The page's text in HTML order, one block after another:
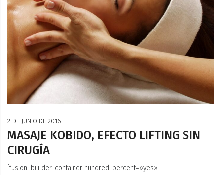
2 DE JUNIO DE 2016
MASAJE KOBIDO, EFECTO LIFTING SIN
CIRUGÍA
[fusion_builder_container hundred_percent=»yes»